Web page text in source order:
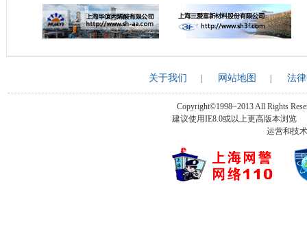
关于我们 网站地图 法
Copyright©1998~2013 All Rights
建议使用IE8.0或以上更高版本浏览
运营和技